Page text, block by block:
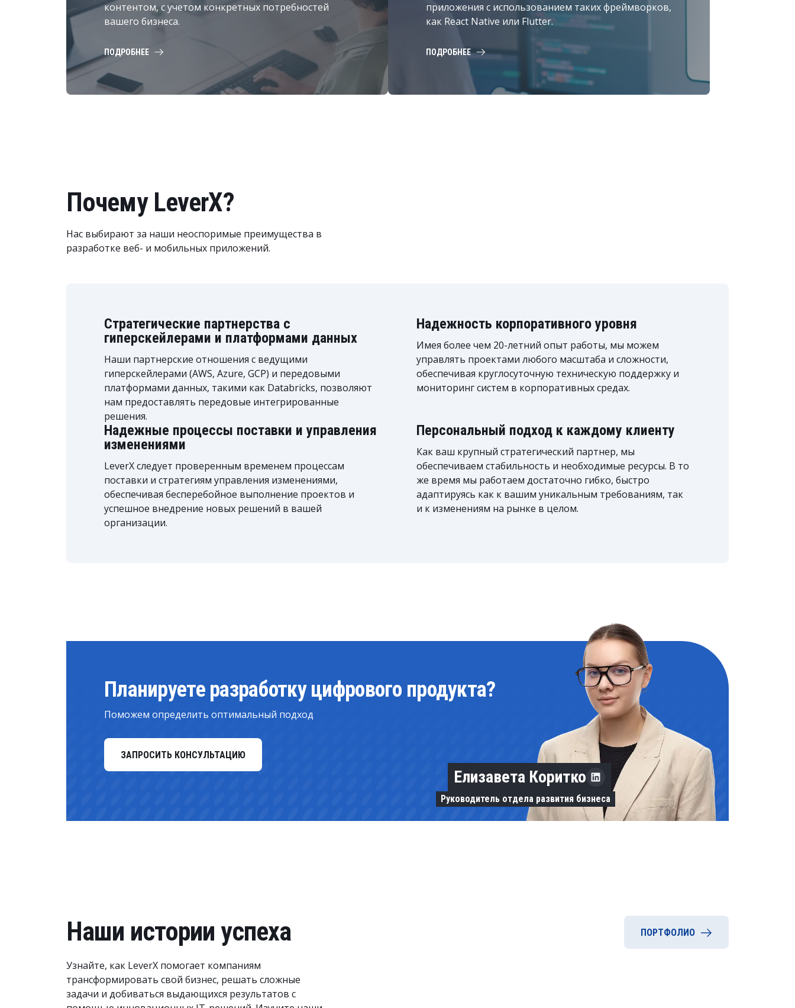
контентом, с учетом конкретных потребностей
вашего бизнеса.
ПОДРОБНЕЕ
приложения с использованием таких фреймворков,
как React Native или Flutter.
ПОДРОБНЕЕ
Почему LeverX?
Нас выбирают за наши неоспоримые преимущества в
разработке веб- и мобильных приложений.
Стратегические партнерства с
гиперскейлерами и платформами данных
Наши партнерские отношения с ведущими
гиперскейлерами (AWS, Azure, GCP) и передовыми
платформами данных, такими как Databricks, позволяют
нам предоставлять передовые интегрированные
решения.
Надежность корпоративного уровня
Имея более чем 20-летний опыт работы, мы можем
управлять проектами любого масштаба и сложности,
обеспечивая круглосуточную техническую поддержку и
мониторинг систем в корпоративных средах.
Надежные процессы поставки и управления
изменениями
LeverX следует проверенным временем процессам
поставки и стратегиям управления изменениями,
обеспечивая бесперебойное выполнение проектов и
успешное внедрение новых решений в вашей
организации.
Персональный подход к каждому клиенту
Как ваш крупный стратегический партнер, мы
обеспечиваем стабильность и необходимые ресурсы. В то
же время мы работаем достаточно гибко, быстро
адаптируясь как к вашим уникальным требованиям, так
и к изменениям на рынке в целом.
Планируете разработку цифрового продукта?
Поможем определить оптимальный подход
ЗАПРОСИТЬ КОНСУЛЬТАЦИЮ
Елизавета Коритко
Руководитель отдела развития бизнеса
Наши истории успеха ПОРТФОЛИО
Узнайте, как LeverX помогает компаниям
трансформировать свой бизнес, решать сложные
задачи и добиваться выдающихся результатов с